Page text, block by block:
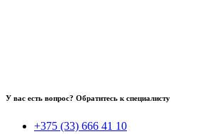
У вас есть вопрос? Обратитесь к специалисту
+375 (33) 666 41 10